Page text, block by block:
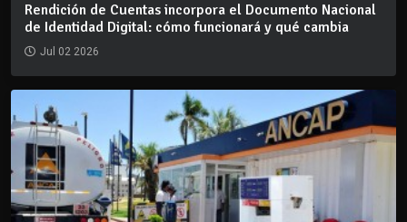
Rendición de Cuentas incorpora el Documento Nacional
de Identidad Digital: cómo funcionará y qué cambia
Jul 02 2026